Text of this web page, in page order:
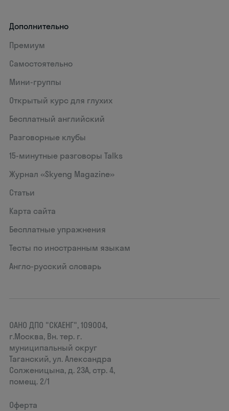
Дополнительно
Премиум
Самостоятельно
Мини-группы
Открытый курс для глухих
Бесплатный английский
Разговорные клубы
15‑минутные разговоры Talks
Журнал «Skyeng Magazine»
Статьи
Карта сайта
Бесплатные упражнения
Тесты по иностранным языкам
Англо-русский словарь
ОАНО ДПО "СКАЕНГ", 109004,
г.Москва, Вн. тер. г.
муниципальный округ
Таганский, ул. Александра
Солженицына, д. 23А, стр. 4,
помещ. 2/1
Оферта